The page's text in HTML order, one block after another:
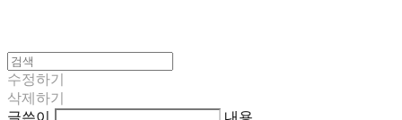
수정하기
삭제하기